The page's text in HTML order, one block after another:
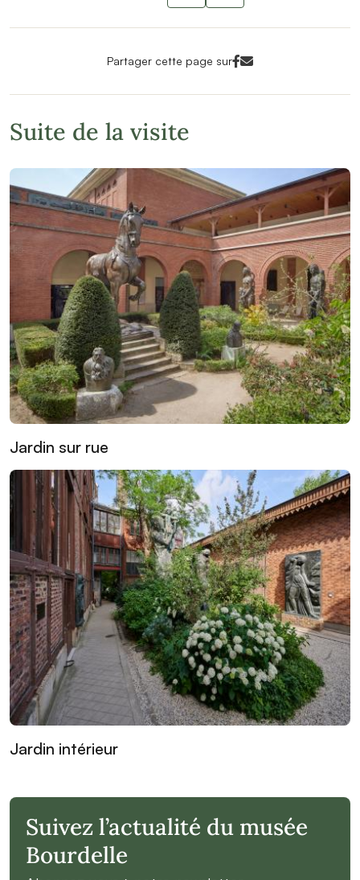
Partager cette page surFacebook<
Mail<
Suite de la visite
Jardin sur rue
Jardin intérieur
Suivez l’actualité du musée
Bourdelle